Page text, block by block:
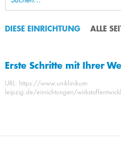
DIESE EINRICHTUNG ALLE
Erste Schritte mit Ihrer
URL: https://www.uniklinikum-
leipzig.de/einrichtungen/